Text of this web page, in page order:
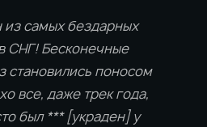
самых бездарных
СНГ! Бесконечные
становились поносом
все, даже трек года,
был *** [украден] у